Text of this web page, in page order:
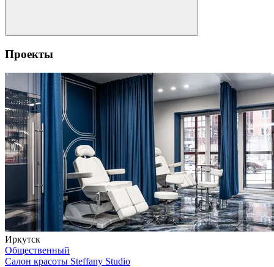
Проекты
Иркутск
Общественный
Салон красоты Steffany Studio